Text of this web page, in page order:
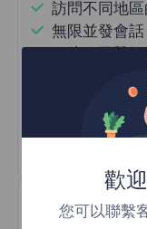
訪問不同地
無限並發會話
HTTP(S)/
歡
您可以聯繫